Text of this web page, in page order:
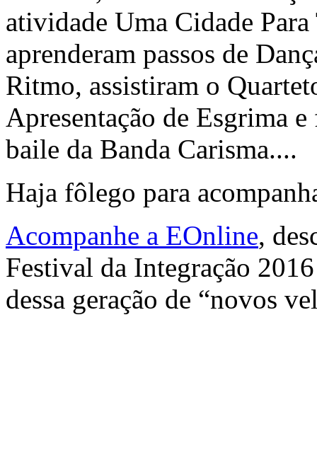
atividade Uma Cidade
aprenderam passos de
Ritmo, assistiram o
Apresentação de Esgrima
baile da Banda Carisma....
Haja fôlego para
Acompanhe a EOnline,
Festival da Integração
dessa geração de “novos